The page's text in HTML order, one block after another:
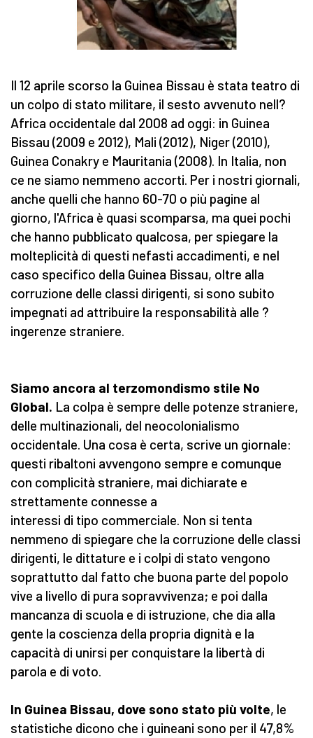
Il 12 aprile scorso la Guinea Bissau è stata teatro di
un colpo di stato militare, il sesto avvenuto nell?
Africa occidentale dal 2008 ad oggi: in Guinea
Bissau (2009 e 2012), Mali (2012), Niger (2010),
Guinea Conakry e Mauritania (2008). In Italia, non
ce ne siamo nemmeno accorti. Per i nostri giornali,
anche quelli che hanno 60-70 o più pagine al
giorno, l'Africa è quasi scomparsa, ma quei pochi
che hanno pubblicato qualcosa, per spiegare la
molteplicità di questi nefasti accadimenti, e nel
caso specifico della Guinea Bissau, oltre alla
corruzione delle classi dirigenti, si sono subito
impegnati ad attribuire la responsabilità alle ?
ingerenze straniere.
Siamo ancora al terzomondismo stile No
Global. La colpa è sempre delle potenze straniere,
delle multinazionali, del neocolonialismo
occidentale. Una cosa è certa, scrive un giornale:
questi ribaltoni avvengono sempre e comunque
con complicità straniere, mai dichiarate e
strettamente connesse a
interessi di tipo commerciale. Non si tenta
nemmeno di spiegare che la corruzione delle classi
dirigenti, le dittature e i colpi di stato vengono
soprattutto dal fatto che buona parte del popolo
vive a livello di pura sopravvivenza; e poi dalla
mancanza di scuola e di istruzione, che dia alla
gente la coscienza della propria dignità e la
capacità di unirsi per conquistare la libertà di
parola e di voto.
In Guinea Bissau, dove sono stato più volte, le
statistiche dicono che i guineani sono per il 47,8%